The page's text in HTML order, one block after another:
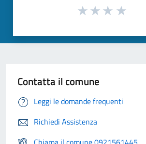
Contatta il comune
Leggi le domande frequenti
Richiedi Assistenza